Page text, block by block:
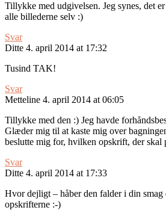
Tillykke med udgivelsen. Jeg synes, det
alle billederne selv :)
Svar
Ditte 4. april 2014 at 17:32
Tusind TAK!
Svar
Metteline 4. april 2014 at 06:05
Tillykke med den :) Jeg havde
Glæder mig til at kaste mig over
beslutte mig for, hvilken opskrift, der skal
Svar
Ditte 4. april 2014 at 17:33
Hvor dejligt – håber den falder i din smag
opskrifterne :-)